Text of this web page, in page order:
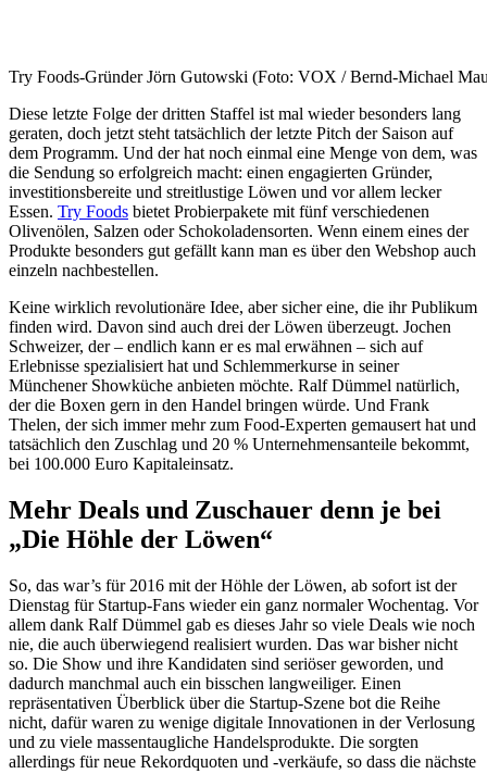
Try Foods-Gründer Jörn Gutowski (Foto: VOX / Bernd-Michael
Diese letzte Folge der dritten Staffel ist mal wieder besonders lang
geraten, doch jetzt steht tatsächlich der letzte Pitch der Saison auf
dem Programm. Und der hat noch einmal eine Menge von dem, was
die Sendung so erfolgreich macht: einen engagierten Gründer,
investitionsbereite und streitlustige Löwen und vor allem lecker
Essen. Try Foods bietet Probierpakete mit fünf verschiedenen
Olivenölen, Salzen oder Schokoladensorten. Wenn einem eines der
Produkte besonders gut gefällt kann man es über den Webshop auch
einzeln nachbestellen.
Keine wirklich revolutionäre Idee, aber sicher eine, die ihr Publikum
finden wird. Davon sind auch drei der Löwen überzeugt. Jochen
Schweizer, der – endlich kann er es mal erwähnen – sich auf
Erlebnisse spezialisiert hat und Schlemmerkurse in seiner
Münchener Showküche anbieten möchte. Ralf Dümmel natürlich,
der die Boxen gern in den Handel bringen würde. Und Frank
Thelen, der sich immer mehr zum Food-Experten gemausert hat und
tatsächlich den Zuschlag und 20 % Unternehmensanteile bekommt,
bei 100.000 Euro Kapitaleinsatz.
Mehr Deals und Zuschauer denn je bei
„Die Höhle der Löwen“
So, das war’s für 2016 mit der Höhle der Löwen, ab sofort ist der
Dienstag für Startup-Fans wieder ein ganz normaler Wochentag. Vor
allem dank Ralf Dümmel gab es dieses Jahr so viele Deals wie noch
nie, die auch überwiegend realisiert wurden. Das war bisher nicht
so. Die Show und ihre Kandidaten sind seriöser geworden, und
dadurch manchmal auch ein bisschen langweiliger. Einen
repräsentativen Überblick über die Startup-Szene bot die Reihe
nicht, dafür waren zu wenige digitale Innovationen in der Verlosung
und zu viele massentaugliche Handelsprodukte. Die sorgten
allerdings für neue Rekordquoten und -verkäufe, so dass die nächste